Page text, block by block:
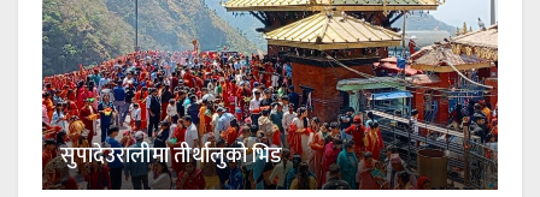
सुपादेउरालीमा तीर्थालुको भिड